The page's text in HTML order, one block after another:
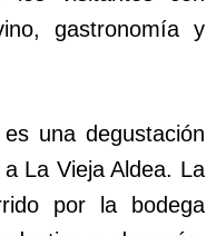
gastronomía y
una degustación
La Vieja Aldea. La
por la bodega